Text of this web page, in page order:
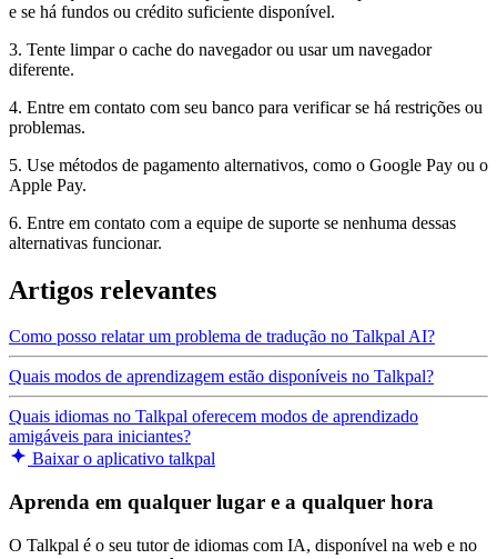
e se há fundos ou crédito suficiente disponível.
3. Tente limpar o cache do navegador ou usar um navegador
diferente.
4. Entre em contato com seu banco para verificar se há restrições ou
problemas.
5. Use métodos de pagamento alternativos, como o Google Pay ou o
Apple Pay.
6. Entre em contato com a equipe de suporte se nenhuma dessas
alternativas funcionar.
Artigos relevantes
Como posso relatar um problema de tradução no Talkpal AI?
Quais modos de aprendizagem estão disponíveis no Talkpal?
Quais idiomas no Talkpal oferecem modos de aprendizado
amigáveis para iniciantes?
Baixar o aplicativo talkpal
Aprenda em qualquer lugar e a qualquer hora
O Talkpal é o seu tutor de idiomas com IA, disponível na web e no